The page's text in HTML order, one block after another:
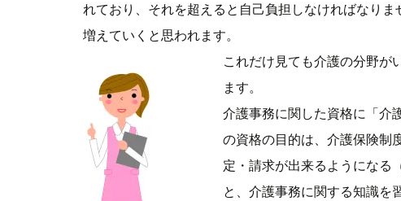
れており、それを超えると自己負担しなければなりま
増えていくと思われます。
これだけ見ても介護の分野が
ます。
介護事務に関した資格に「介
の資格の目的は、介護保険制
定・請求が出来るようになる
と、介護事務に関する知識を